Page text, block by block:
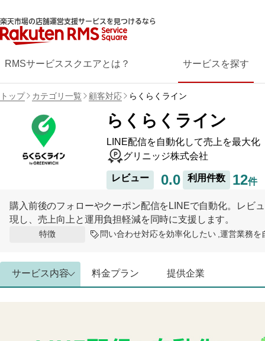
楽天市場の店舗運営支援サービスを見つけるなら
RMSサービススクエアとは？ サービスを探す
トップ カテゴリ一覧 顧客対応 らくらくライン
らくらくライン
LINE配信を自動化して売上を最大化
グリニッジ株式会社
レビュー 0.0 利用件数 12件
購入前後のフォローやクーポン配信をLINEで自動化。レビ
現し、売上向上と運用負担軽減を同時に支援します。
特徴 問い合わせ対応を効率化したい 運営業務を
サービス内容 料金プラン 提供企業